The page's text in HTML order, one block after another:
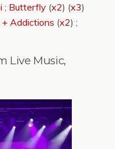
; Butterfly (x2) (x3)
Addictions (x2) ;
Live Music,